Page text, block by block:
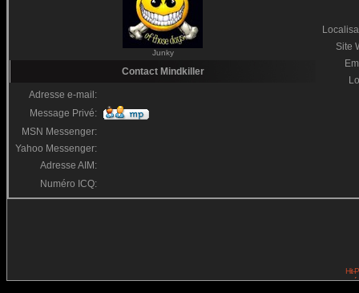
Junky
Site
Contact Mindkiller
Adresse e-mail:
Message Privé:
MSN Messenger:
Yahoo Messenger:
Adresse AIM:
Numéro ICQ: